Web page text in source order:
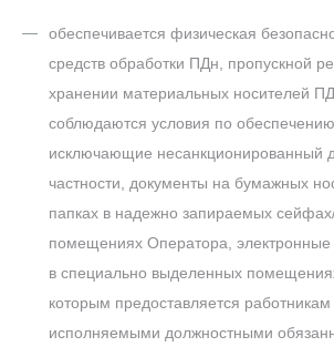
обеспечивается физическая
средств обработки ПДн, пропускной
хранении материальных носителей
соблюдаются условия по
исключающие несанкционированный
частности, документы на бумажных
папках в надежно запираемых
помещениях Оператора, электронные
в специально выделенных
которым предоставляется работникам
исполняемыми должностными